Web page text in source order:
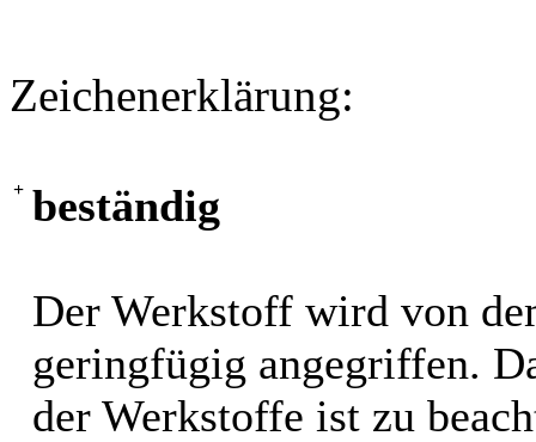
Zeichenerklärung:
+ beständig
Der Werkstoff wird von
geringfügig angegriffen.
der Werkstoffe ist zu